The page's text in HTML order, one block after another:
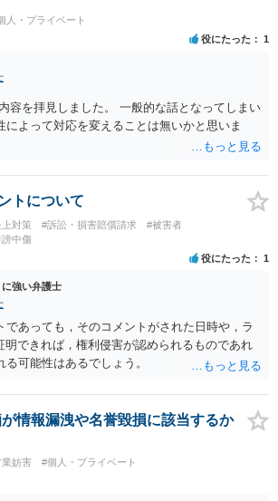
人・プライベート
役にたった 1
容を拝見しました。 一般的な話となってしまい
によって対応を変えることは無いかと思いま
トについて
対策 #訴訟・損害賠償請求
#被害者
謗中傷
役にたった 1
強い弁護士
であっても，そのコメントがされた日時や，ラ
明できれば，権利侵害が認められるものであれ
可能性はあるでしょう。
情報漏洩や名誉毀損に該当するか
妨害 #個人・プライベート